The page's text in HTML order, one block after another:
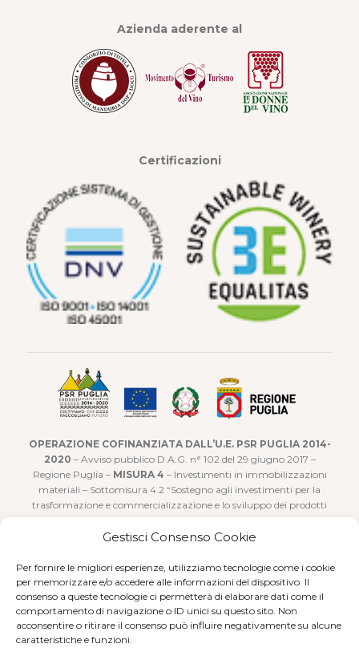
Gestisci Consenso Cookie
Per fornire le migliori esperienze, utilizziamo tecnologie come i cookie
per memorizzare e/o accedere alle informazioni del dispositivo. Il
consenso a queste tecnologie ci permetterà di elaborare dati come il
comportamento di navigazione o ID unici su questo sito. Non
acconsentire o ritirare il consenso può influire negativamente su alcune
caratteristiche e funzioni.
Azienda aderente al
Certificazioni
OPERAZIONE COFINANZIATA DALL’U.E. PSR PUGLIA 2014-
2020 – Avviso pubblico D.A.G. n° 102 del 29 giugno 2017 –
Regione Puglia – MISURA 4 – Investimenti in immobilizzazioni
materiali – Sottomisura 4.2 “Sostegno agli investimenti per la
trasformazione e commercializzazione e lo sviluppo dei prodotti
a valere sulla Sottomisura 9.1 – “Costituzione di Associazioni e
Organizzazioni di produttori nei settori agricolo e forestale” PSR
Regione Puglia 2014-2020 Fondo F.E.A.S.R. – Art. 27 Reg (UE)n.
1305/2013.